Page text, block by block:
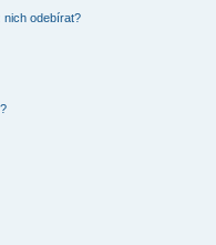
nich odebírat?